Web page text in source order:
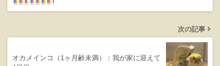
次の記事
オカメインコ（1ヶ月齢未満）：我が家に迎えて